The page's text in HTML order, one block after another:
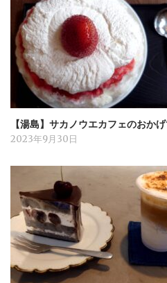
【湯島】サカノウエカフェのおか
2023年9月30日